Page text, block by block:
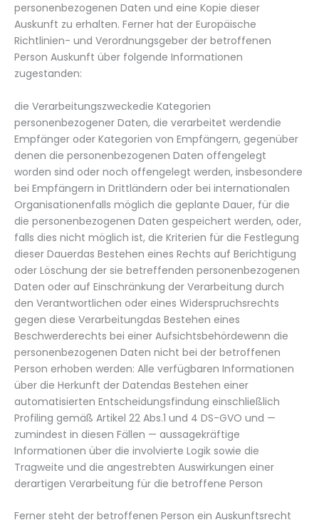
personenbezogenen Daten und eine Kopie dieser
Auskunft zu erhalten. Ferner hat der Europäische
Richtlinien- und Verordnungsgeber der betroffenen
Person Auskunft über folgende Informationen
zugestanden:
die Verarbeitungszweckedie Kategorien
personenbezogener Daten, die verarbeitet werdendie
Empfänger oder Kategorien von Empfängern, gegenüber
denen die personenbezogenen Daten offengelegt
worden sind oder noch offengelegt werden, insbesondere
bei Empfängern in Drittländern oder bei internationalen
Organisationenfalls möglich die geplante Dauer, für die
die personenbezogenen Daten gespeichert werden, oder,
falls dies nicht möglich ist, die Kriterien für die Festlegung
dieser Dauerdas Bestehen eines Rechts auf Berichtigung
oder Löschung der sie betreffenden personenbezogenen
Daten oder auf Einschränkung der Verarbeitung durch
den Verantwortlichen oder eines Widerspruchsrechts
gegen diese Verarbeitungdas Bestehen eines
Beschwerderechts bei einer Aufsichtsbehördewenn die
personenbezogenen Daten nicht bei der betroffenen
Person erhoben werden: Alle verfügbaren Informationen
über die Herkunft der Datendas Bestehen einer
automatisierten Entscheidungsfindung einschließlich
Profiling gemäß Artikel 22 Abs.1 und 4 DS-GVO und —
zumindest in diesen Fällen — aussagekräftige
Informationen über die involvierte Logik sowie die
Tragweite und die angestrebten Auswirkungen einer
derartigen Verarbeitung für die betroffene Person
Ferner steht der betroffenen Person ein Auskunftsrecht